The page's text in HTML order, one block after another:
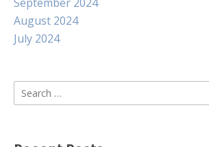
August 2024
July 2024
Search
for: